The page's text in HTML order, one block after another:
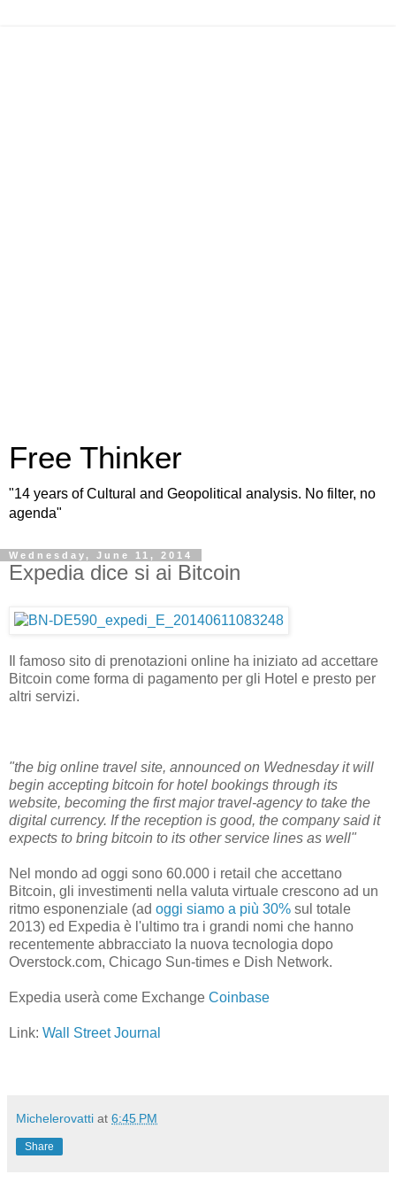
Free Thinker
"14 years of Cultural and Geopolitical analysis. No filter, no
agenda"
Wednesday, June 11, 2014
Expedia dice si ai Bitcoin
Il famoso sito di prenotazioni online ha iniziato ad accettare
Bitcoin come forma di pagamento per gli Hotel e presto per
altri servizi.
"the big online travel site, announced on Wednesday it will
begin accepting bitcoin for hotel bookings through its
website, becoming the first major travel-agency to take the
digital currency. If the reception is good, the company said it
expects to bring bitcoin to its other service lines as well"
Nel mondo ad oggi sono 60.000 i retail che accettano
Bitcoin, gli investimenti nella valuta virtuale crescono ad un
ritmo esponenziale (ad oggi siamo a più 30% sul totale
2013) ed Expedia è l'ultimo tra i grandi nomi che hanno
recentemente abbracciato la nuova tecnologia dopo
Overstock.com, Chicago Sun-times e Dish Network.
Expedia userà come Exchange Coinbase
Link: Wall Street Journal
Michelerovatti at 6:45 PM
Share